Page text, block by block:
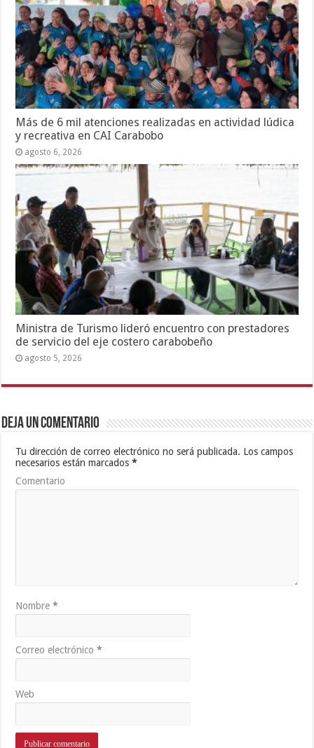
Más de 6 mil atenciones realizadas en actividad lúdica
y recreativa en CAI Carabobo
agosto 6, 2026
Ministra de Turismo lideró encuentro con prestadores
de servicio del eje costero carabobeño
agosto 5, 2026
Deja un comentario
Tu dirección de correo electrónico no será publicada. Los campos
necesarios están marcados*
Comentario
Nombre*
Correo electrónico*
Web